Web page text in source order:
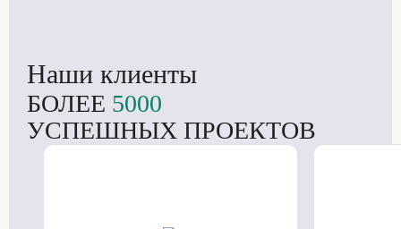
Наши клиенты
БОЛЕЕ 5000
УСПЕШНЫХ ПРОЕКТОВ